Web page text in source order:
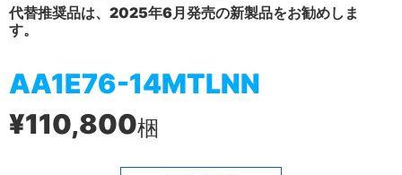
代替推奨品は、2025年6月発売の新製品をお勧めしま
す。
AA1E76-14MTLNN
¥110,800梱